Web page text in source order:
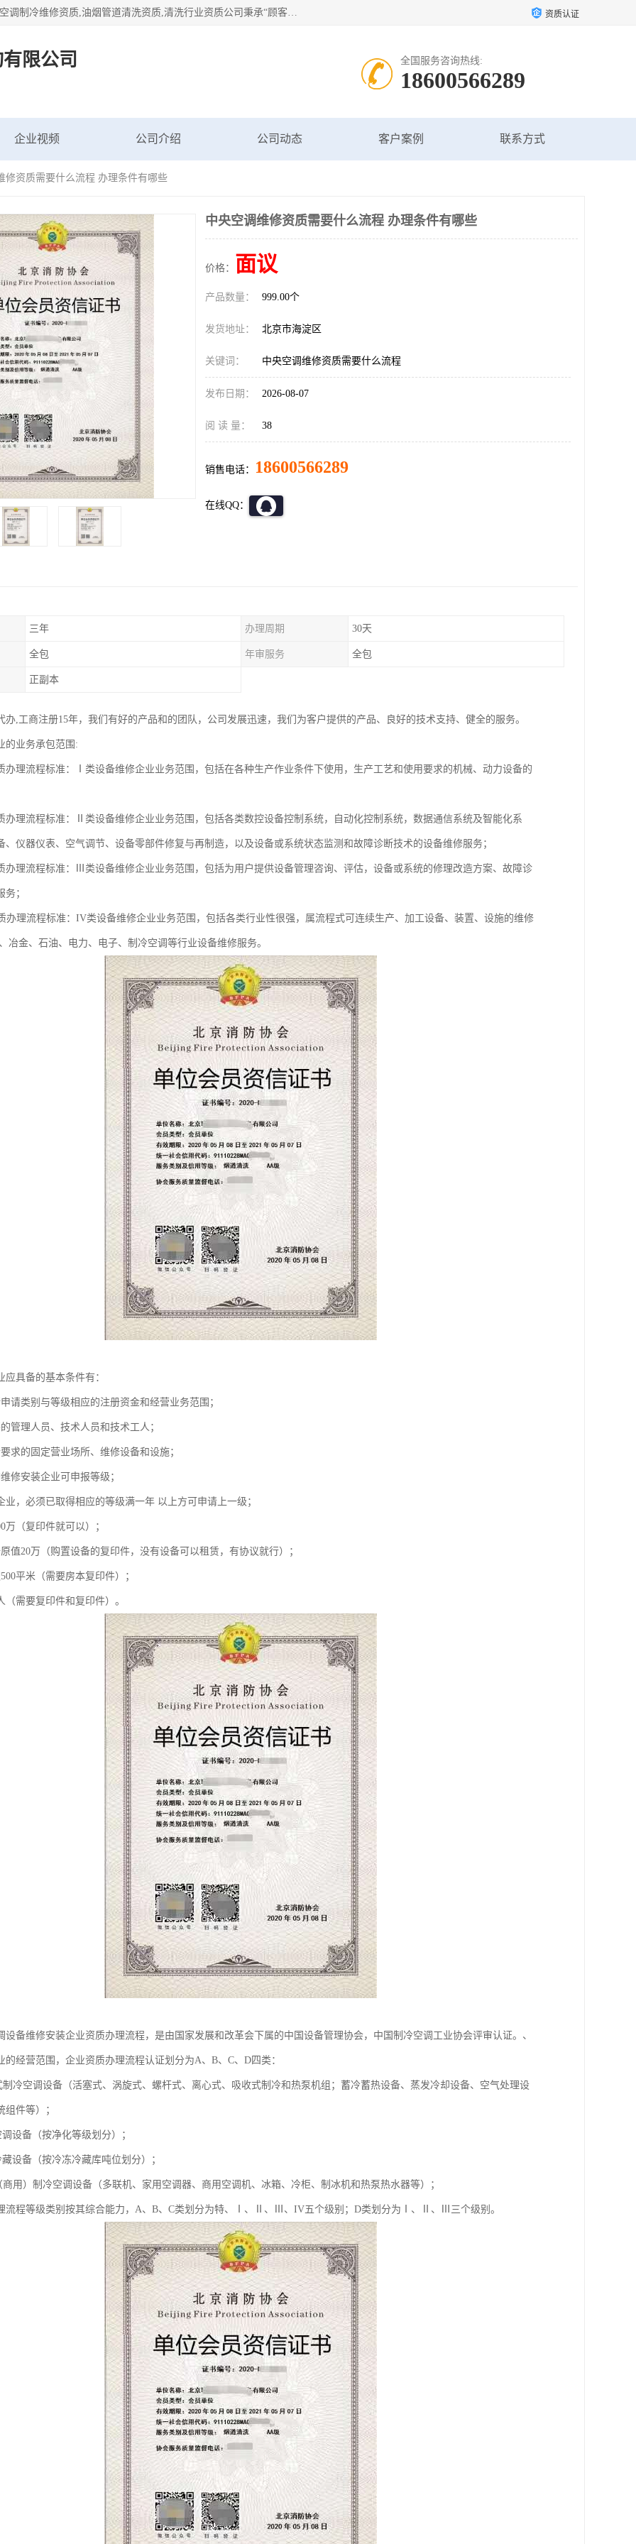
北京茗瀚企业管理咨询有限公司（18513065501.b2b168.com）空调制冷维修资质,油烟管道清洗资质,清洗行业资质公司秉承“顾客至上，锐意进缺的经营理念，我们提供高质量的产品，坚持“客户”的原则为广大客户提供贴心服务。如果你对公司的产品感兴趣，可以联系高经理，我们会用好的产品和服务让您满意。 资质认证
限公司 全国服务咨询热线:
18600566289
企业视频 公司介绍 公司动态 客户案例 联系方式
修资质需要什么流程 办理条件有哪些
中央空调维修资质需要什么流程 办理条件有哪些
价格： 面议
产品数量： 999.00个
发货地址： 北京市海淀区
关键词： 中央空调维修资质需要什么流程
发布日期： 2026-08-07
阅 读 量： 38
销售电话： 18600566289
在线QQ：
三年 办理周期 30天
全包 年审服务 全包
正副本
办,工商注册15年，我们有好的产品和的团队，公司发展迅速，我们为客户提供的产品、良好的技术支持、健全的服务。
的业务承包范围:
办理流程标准：Ⅰ类设备维修企业业务范围，包括在各种生产作业条件下使用，生产工艺和使用要求的机械、动力设备的
办理流程标准：Ⅱ类设备维修企业业务范围，包括各类数控设备控制系统，自动化控制系统，数据通信系统及智能化系
、仪器仪表、空气调节、设备零部件修复与再制造，以及设备或系统状态监测和故障诊断技术的设备维修服务；
办理流程标准：Ⅲ类设备维修企业业务范围，包括为用户提供设备管理咨询、评估，设备或系统的修理改造方案、故障诊
务；
办理流程标准：IV类设备维修企业业务范围，包括各类行业性很强，属流程式可连续生产、加工设备、装置、设施的维修
冶金、石油、电力、电子、制冷空调等行业设备维修服务。
应具备的基本条件有：
请类别与等级相应的注册资金和经营业务范围；
管理人员、技术人员和技术工人；
求的固定营业场所、维修设备和设施；
修安装企业可申报等级；
业，必须已取得相应的等级满一年 以上方可申请上一级；
万（复印件就可以）；
值20万（购置设备的复印件，没有设备可以租赁，有协议就行）；
平米（需要房本复印件）；
（需要复印件和复印件）。
设备维修安装企业资质办理流程，是由国家发展和改革会下属的中国设备管理协会，中国制冷空调工业协会评审认证。、
的经营范围，企业资质办理流程认证划分为A、B、C、D四类：
冷空调设备（活塞式、涡旋式、螺杆式、离心式、吸收式制冷和热泵机组；蓄冷蓄热设备、蒸发冷却设备、空气处理设
组件等）；
设备（按净化等级划分）；
设备（按冷冻冷藏库吨位划分）；
用）制冷空调设备（多联机、家用空调器、商用空调机、冰箱、冷柜、制冰机和热泵热水器等）；
流程等级类别按其综合能力，A、B、C类划分为特、Ⅰ、Ⅱ、Ⅲ、IV五个级别；D类划分为Ⅰ、Ⅱ、Ⅲ三个级别。